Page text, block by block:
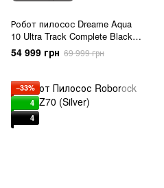
Робот пилосос Dreame Aqua
10 Ultra Track Complete Black
(RLR81CE-1-BL)
54 999 грн 69 999 грн
−33%
4
4